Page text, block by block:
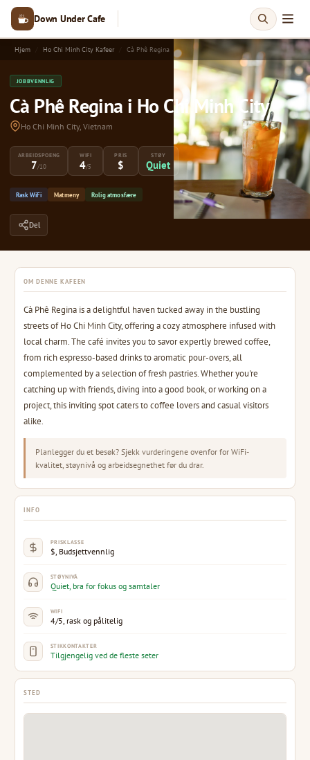
Down Under Cafe
Hjem Ho Chi Minh City Kafeer Cà Phê Regina
JOBBVENNLIG
Cà Phê Regina i Ho Chi Minh City
Ho Chi Minh City, Vietnam
ARBEIDSPOENG
7/10
WIFI
4/5
PRIS
$
STØY
Quiet
Rask WiFi Matmeny Rolig atmosfære
Del
OM DENNE KAFEEN
Cà Phê Regina is a delightful haven tucked away in the bustling
streets of Ho Chi Minh City, offering a cozy atmosphere infused with
local charm. The café invites you to savor expertly brewed coffee,
from rich espresso-based drinks to aromatic pour-overs, all
complemented by a selection of fresh pastries. Whether you're
catching up with friends, diving into a good book, or working on a
project, this inviting spot caters to coffee lovers and casual visitors
alike.
Planlegger du et besøk? Sjekk vurderingene ovenfor for WiFi-
kvalitet, støynivå og arbeidsegnethet før du drar.
INFO
PRISKLASSE
$, Budsjettvennlig
STØYNIVÅ
Quiet, bra for fokus og samtaler
WIFI
4/5, rask og pålitelig
STIKKONTAKTER
Tilgjengelig ved de fleste seter
STED